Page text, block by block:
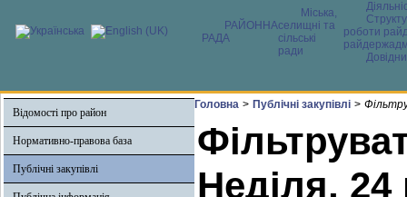
РАЙОННА
РАДА
Міська,
селищні та
сільські
ради
роботи
Відомості про район
Нормативно-правова база
Публічні закупівлі
Головна > Публічні закупівлі >
Неділя, 24